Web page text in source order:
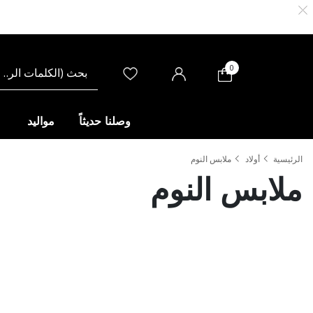
0
وصلنا حديثاً مواليد
الرئيسية أولاد ملابس النوم
ملابس النوم